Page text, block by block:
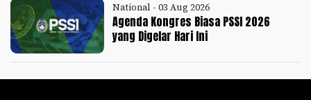
National - 03 Aug 2026
Agenda Kongres Biasa PSSI 2026
yang Digelar Hari Ini